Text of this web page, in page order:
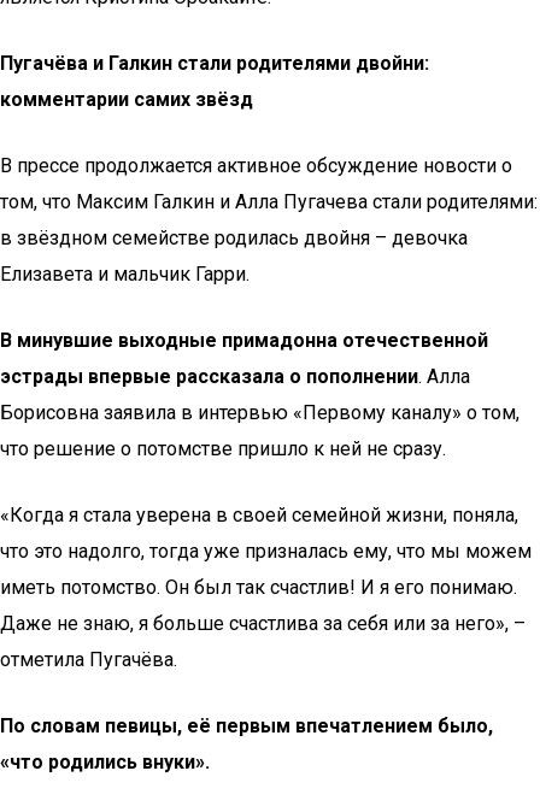
Пугачёва и Галкин стали родителями двойни:
комментарии самих звёзд
В прессе продолжается активное обсуждение новости о
том, что Максим Галкин и Алла Пугачева стали родителями:
в звёздном семействе родилась двойня – девочка
Елизавета и мальчик Гарри.
В минувшие выходные примадонна отечественной
эстрады впервые рассказала о пополнении. Алла
Борисовна заявила в интервью «Первому каналу» о том,
что решение о потомстве пришло к ней не сразу.
«Когда я стала уверена в своей семейной жизни, поняла,
что это надолго, тогда уже призналась ему, что мы можем
иметь потомство. Он был так счастлив! И я его понимаю.
Даже не знаю, я больше счастлива за себя или за него», –
отметила Пугачёва.
По словам певицы, её первым впечатлением было,
«что родились внуки».